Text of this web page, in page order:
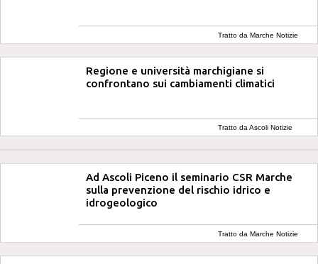
Tratto da Marche Notizie
Regione e università marchigiane si
confrontano sui cambiamenti climatici
Tratto da Ascoli Notizie
Ad Ascoli Piceno il seminario CSR Marche
sulla prevenzione del rischio idrico e
idrogeologico
Tratto da Marche Notizie